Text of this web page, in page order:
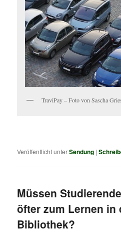
TraviPay – Foto von Sascha
Veröffentlicht unterSendung |
Müssen
öfter zum Lernen in
Bibliothek?